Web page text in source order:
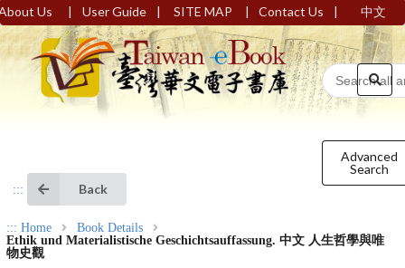
Us | User Guide | SITE MAP | Contact Us | 中文
Advanced
Search
::: Back
::: Home
Book Details
Ethik und Materialistische Geschichtsauffassung. 中文 人生哲學與唯
物史觀